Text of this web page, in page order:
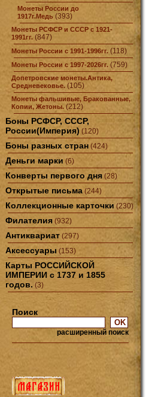
Монеты России до
1917г.Медь (393)
Монеты РСФСР и СССР с 1921-
1991гг. (847)
Монеты России с 1991-1996гг. (118)
Монеты России с 1997-2026гг. (759)
Допетровские монеты.Антика,
Средневековье. (105)
Монеты фальшивые, Бракованные,
Копии, Жетоны. (212)
Боны РСФСР, СССР,
России(Империя) (120)
Боны разных стран (424)
Деньги марки (6)
Конверты первого дня (28)
Открытые письма (244)
Коллекционные карточки (230)
Филателия (932)
Антиквариат (297)
Аксессуары (153)
Карты РОССИЙСКОЙ
ИМПЕРИИ с 1737 и 1855
годов. (3)
Поиск
расширенный поиск